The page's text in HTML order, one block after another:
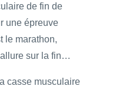
de fin de
une épreuve
le marathon,
sur la fin…
casse musculaire